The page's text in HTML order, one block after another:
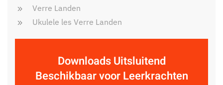
Verre Landen
Ukulele les Verre Landen
Downloads Uitsluitend
Beschikbaar voor Leerkrachten